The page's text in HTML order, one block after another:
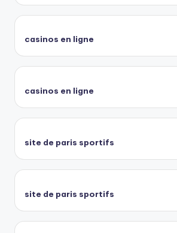
casinos en ligne
casinos en ligne
site de paris sportifs
site de paris sportifs